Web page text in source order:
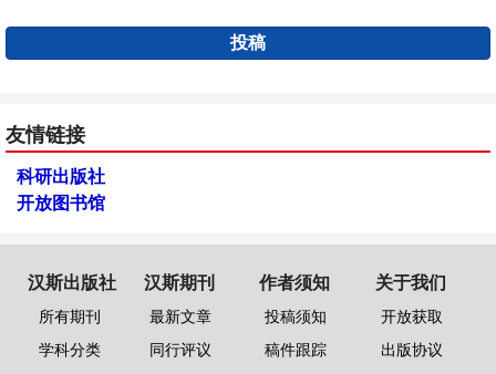
投稿
友情链接
科研出版社
开放图书馆
汉斯出版社
所有期刊
学科分类
汉斯期刊
最新文章
同行评议
作者须知
投稿须知
稿件跟踪
关于我们
开放获取
出版协议